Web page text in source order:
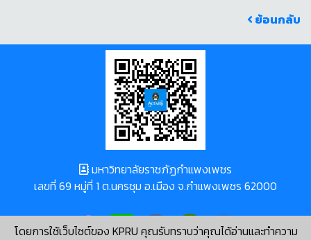
ย้อนกลับ
โดยการใช้เว็บไซต์ของ KPRU คุณรับทราบว่าคุณได้อ่านและทำความ
มหาวิทยาลัยราชภัฏกำแพงเพชร
เลขที่ 69 หมู่ที่ 1 ต.นครชุม อ.เมือง จ.กำแพงเพชร 62000